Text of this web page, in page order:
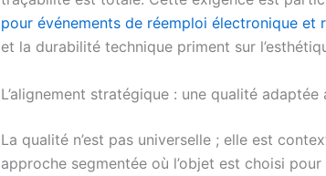
pour événements de réemploi électronique et
et la durabilité technique priment sur
L’alignement stratégique : une qualité adaptée
La qualité n’est pas universelle ; elle est
approche segmentée où l’objet est choisi